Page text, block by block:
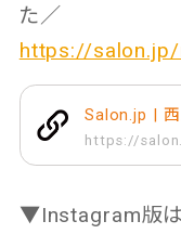
た／
https://
Salon.jp | 西
https://
▼Instagram版